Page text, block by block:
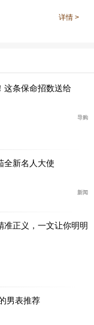
与钻石抛光太妃式
美感。
金材质，经过抛
表带选用棕色皮
，更与表壳的金
详情 >
这条保命招数送给
导购
全新名人大使
新闻
准正义，一文让你明明
男表推荐